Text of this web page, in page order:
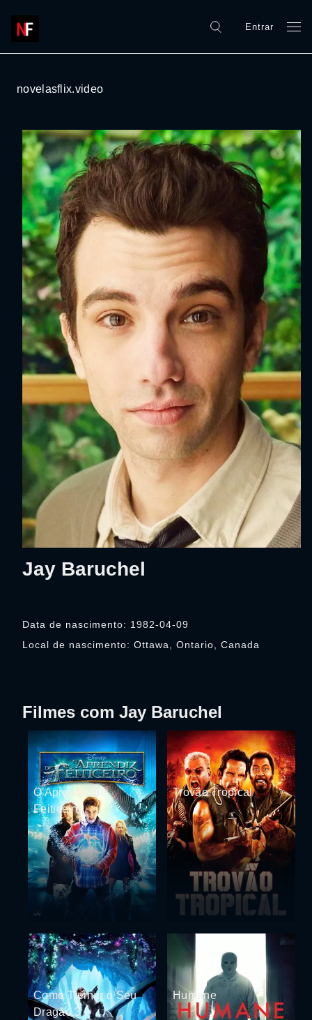
Entrar
novelasflix.video
Jay Baruchel
Data de nascimento: 1982-04-09
Local de nascimento: Ottawa, Ontario, Canada
Filmes com Jay Baruchel
O Aprendiz de
Feiticeiro
Trovão Tropical
Como Treinar o Seu
Dragão 3
Humane